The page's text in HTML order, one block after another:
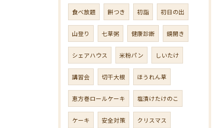
食べ放題 餅つき 初詣 初日の出
山登り 七草粥 健康診断 鏡開き
シェアハウス 米粉パン しいたけ
講習会 切干大根 ほうれん草
恵方巻ロールケーキ 塩漬けたけのこ
ケーキ 安全対策 クリスマス